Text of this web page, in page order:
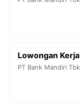
Lowongan
PT Bank Mandiri